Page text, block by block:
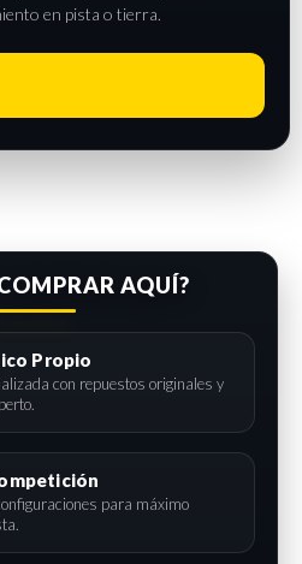
en pista o tierra.
AQUÍ?
Propio
con repuestos originales y
para máximo